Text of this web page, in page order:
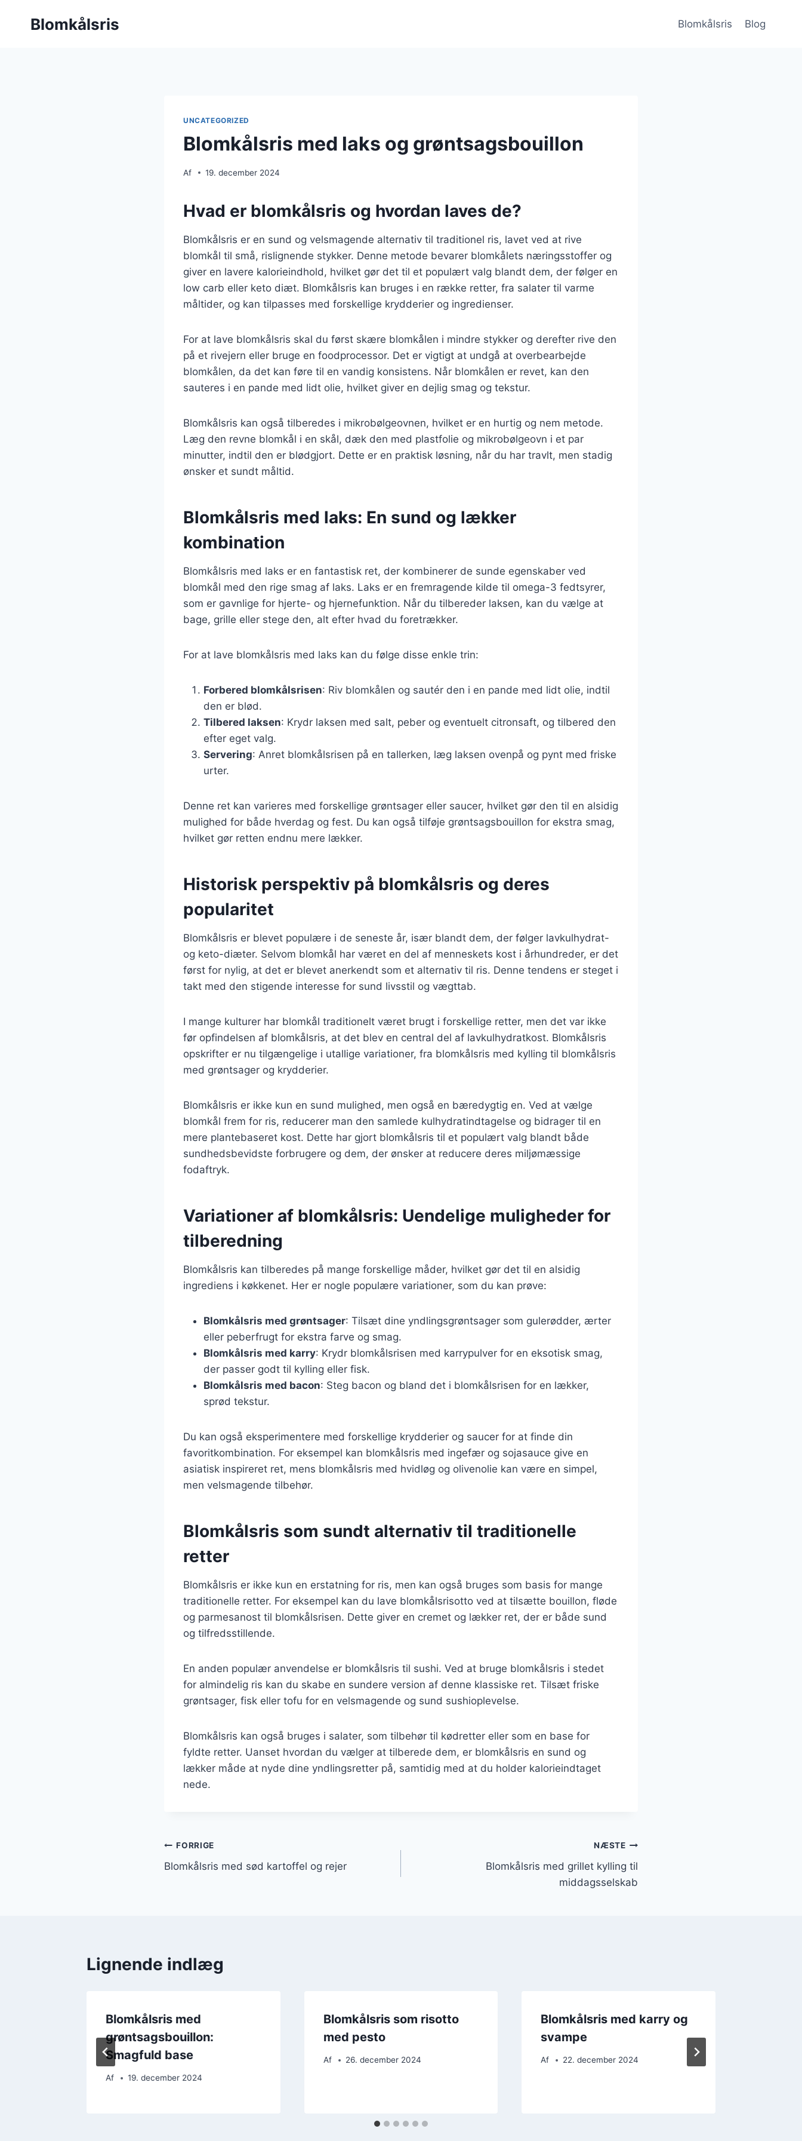
Blomkålsris Blomkålsris Blog
UNCATEGORIZED
Blomkålsris med laks og grøntsagsbouillon
Af 19. december 2024
Hvad er blomkålsris og hvordan laves de?
Blomkålsris er en sund og velsmagende alternativ til traditionel ris, lavet ved at rive
blomkål til små, rislignende stykker. Denne metode bevarer blomkålets næringsstoffer og
giver en lavere kalorieindhold, hvilket gør det til et populært valg blandt dem, der følger en
low carb eller keto diæt. Blomkålsris kan bruges i en række retter, fra salater til varme
måltider, og kan tilpasses med forskellige krydderier og ingredienser.
For at lave blomkålsris skal du først skære blomkålen i mindre stykker og derefter rive den
på et rivejern eller bruge en foodprocessor. Det er vigtigt at undgå at overbearbejde
blomkålen, da det kan føre til en vandig konsistens. Når blomkålen er revet, kan den
sauteres i en pande med lidt olie, hvilket giver en dejlig smag og tekstur.
Blomkålsris kan også tilberedes i mikrobølgeovnen, hvilket er en hurtig og nem metode.
Læg den revne blomkål i en skål, dæk den med plastfolie og mikrobølgeovn i et par
minutter, indtil den er blødgjort. Dette er en praktisk løsning, når du har travlt, men stadig
ønsker et sundt måltid.
Blomkålsris med laks: En sund og lækker
kombination
Blomkålsris med laks er en fantastisk ret, der kombinerer de sunde egenskaber ved
blomkål med den rige smag af laks. Laks er en fremragende kilde til omega-3 fedtsyrer,
som er gavnlige for hjerte- og hjernefunktion. Når du tilbereder laksen, kan du vælge at
bage, grille eller stege den, alt efter hvad du foretrækker.
For at lave blomkålsris med laks kan du følge disse enkle trin:
Forbered blomkålsrisen: Riv blomkålen og sautér den i en pande med lidt olie, indtil
den er blød.
Tilbered laksen: Krydr laksen med salt, peber og eventuelt citronsaft, og tilbered den
efter eget valg.
Servering: Anret blomkålsrisen på en tallerken, læg laksen ovenpå og pynt med friske
urter.
Denne ret kan varieres med forskellige grøntsager eller saucer, hvilket gør den til en alsidig
mulighed for både hverdag og fest. Du kan også tilføje grøntsagsbouillon for ekstra smag,
hvilket gør retten endnu mere lækker.
Historisk perspektiv på blomkålsris og deres
popularitet
Blomkålsris er blevet populære i de seneste år, især blandt dem, der følger lavkulhydrat-
og keto-diæter. Selvom blomkål har været en del af menneskets kost i århundreder, er det
først for nylig, at det er blevet anerkendt som et alternativ til ris. Denne tendens er steget i
takt med den stigende interesse for sund livsstil og vægttab.
I mange kulturer har blomkål traditionelt været brugt i forskellige retter, men det var ikke
før opfindelsen af blomkålsris, at det blev en central del af lavkulhydratkost. Blomkålsris
opskrifter er nu tilgængelige i utallige variationer, fra blomkålsris med kylling til blomkålsris
med grøntsager og krydderier.
Blomkålsris er ikke kun en sund mulighed, men også en bæredygtig en. Ved at vælge
blomkål frem for ris, reducerer man den samlede kulhydratindtagelse og bidrager til en
mere plantebaseret kost. Dette har gjort blomkålsris til et populært valg blandt både
sundhedsbevidste forbrugere og dem, der ønsker at reducere deres miljømæssige
fodaftryk.
Variationer af blomkålsris: Uendelige muligheder for
tilberedning
Blomkålsris kan tilberedes på mange forskellige måder, hvilket gør det til en alsidig
ingrediens i køkkenet. Her er nogle populære variationer, som du kan prøve:
Blomkålsris med grøntsager: Tilsæt dine yndlingsgrøntsager som gulerødder, ærter
eller peberfrugt for ekstra farve og smag.
Blomkålsris med karry: Krydr blomkålsrisen med karrypulver for en eksotisk smag,
der passer godt til kylling eller fisk.
Blomkålsris med bacon: Steg bacon og bland det i blomkålsrisen for en lækker,
sprød tekstur.
Du kan også eksperimentere med forskellige krydderier og saucer for at finde din
favoritkombination. For eksempel kan blomkålsris med ingefær og sojasauce give en
asiatisk inspireret ret, mens blomkålsris med hvidløg og olivenolie kan være en simpel,
men velsmagende tilbehør.
Blomkålsris som sundt alternativ til traditionelle
retter
Blomkålsris er ikke kun en erstatning for ris, men kan også bruges som basis for mange
traditionelle retter. For eksempel kan du lave blomkålsrisotto ved at tilsætte bouillon, fløde
og parmesanost til blomkålsrisen. Dette giver en cremet og lækker ret, der er både sund
og tilfredsstillende.
En anden populær anvendelse er blomkålsris til sushi. Ved at bruge blomkålsris i stedet
for almindelig ris kan du skabe en sundere version af denne klassiske ret. Tilsæt friske
grøntsager, fisk eller tofu for en velsmagende og sund sushioplevelse.
Blomkålsris kan også bruges i salater, som tilbehør til kødretter eller som en base for
fyldte retter. Uanset hvordan du vælger at tilberede dem, er blomkålsris en sund og
lækker måde at nyde dine yndlingsretter på, samtidig med at du holder kalorieindtaget
nede.
Indlægsnavigation
FORRIGE
Blomkålsris med sød kartoffel og rejer
NÆSTE
Blomkålsris med grillet kylling til
middagsselskab
Lignende indlæg
Blomkålsris med
grøntsagsbouillon:
Smagfuld base
Af 19. december 2024
Blomkålsris som risotto
med pesto
Af 26. december 2024
Blomkålsris med karry og
svampe
Af 22. december 2024